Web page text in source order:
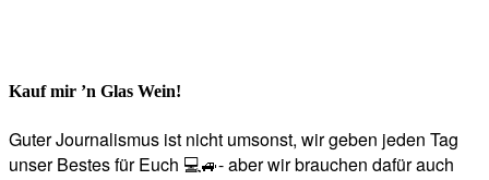
Kauf mir ’n Glas Wein!
Guter Journalismus ist nicht umsonst, wir geben jeden Tag
unser Bestes für Euch 💻🚙- aber wir brauchen dafür auch